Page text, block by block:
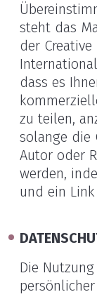
steht das
der
dass es
zu teilen,
solange die
Autor oder
werden,
und ein
Die